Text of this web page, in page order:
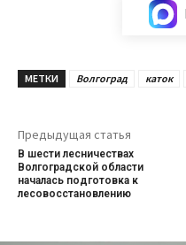
МЕТКИ Волгоград каток
Предыдущая статья
В шести лесничествах
Волгоградской области
началась подготовка к
лесовосстановлению